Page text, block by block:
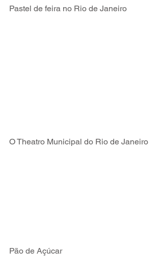
Pastel de feira no Rio de Janeiro
O Theatro Municipal do Rio de Janeiro
Pão de Açúcar